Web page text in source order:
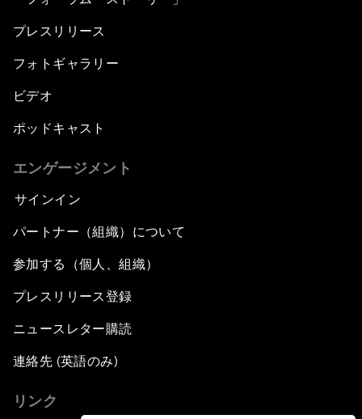
プレスリリース
フォトギャラリー
ビデオ
ポッドキャスト
エンゲージメント
サインイン
パートナー（組織）について
参加する（個人、組織）
プレスリリース登録
ニュースレター購読
連絡先 (英語のみ)
リンク